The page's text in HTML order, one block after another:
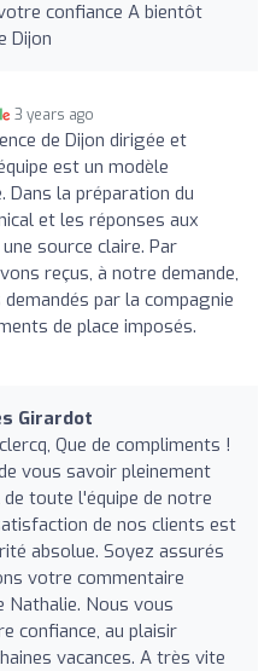
confiance A bientôt
Dijon
3 years ago
de Dijon dirigée et
est un modèle
la préparation du
et les réponses aux
source claire. Par
reçus, à notre demande,
par la compagnie
de place imposés.
Girardot
Que de compliments !
vous savoir pleinement
toute l'équipe de notre
de nos clients est
absolue. Soyez assurés
votre commentaire
Nathalie. Nous vous
confiance, au plaisir
vacances. A très vite